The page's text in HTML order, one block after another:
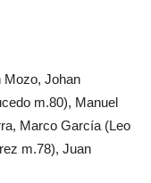
Mozo, Johan
m.80), Manuel
Marco García (Leo
m.78), Juan